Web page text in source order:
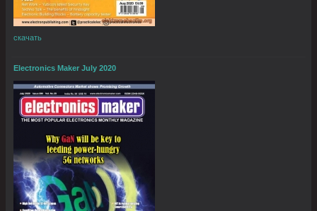
скачать
Electronics Maker July 2020